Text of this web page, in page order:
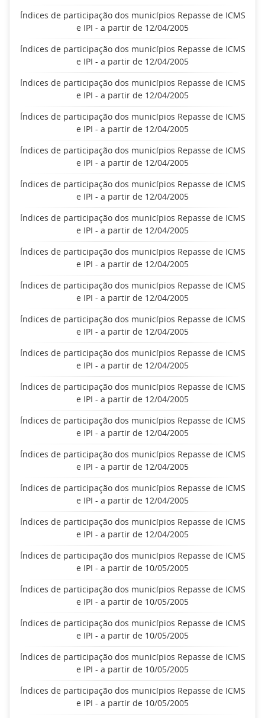
Índices de participação dos municípios Repasse de ICMS
e IPI - a partir de 12/04/2005
Índices de participação dos municípios Repasse de ICMS
e IPI - a partir de 12/04/2005
Índices de participação dos municípios Repasse de ICMS
e IPI - a partir de 12/04/2005
Índices de participação dos municípios Repasse de ICMS
e IPI - a partir de 12/04/2005
Índices de participação dos municípios Repasse de ICMS
e IPI - a partir de 12/04/2005
Índices de participação dos municípios Repasse de ICMS
e IPI - a partir de 12/04/2005
Índices de participação dos municípios Repasse de ICMS
e IPI - a partir de 12/04/2005
Índices de participação dos municípios Repasse de ICMS
e IPI - a partir de 12/04/2005
Índices de participação dos municípios Repasse de ICMS
e IPI - a partir de 12/04/2005
Índices de participação dos municípios Repasse de ICMS
e IPI - a partir de 12/04/2005
Índices de participação dos municípios Repasse de ICMS
e IPI - a partir de 12/04/2005
Índices de participação dos municípios Repasse de ICMS
e IPI - a partir de 12/04/2005
Índices de participação dos municípios Repasse de ICMS
e IPI - a partir de 12/04/2005
Índices de participação dos municípios Repasse de ICMS
e IPI - a partir de 12/04/2005
Índices de participação dos municípios Repasse de ICMS
e IPI - a partir de 12/04/2005
Índices de participação dos municípios Repasse de ICMS
e IPI - a partir de 12/04/2005
Índices de participação dos municípios Repasse de ICMS
e IPI - a partir de 10/05/2005
Índices de participação dos municípios Repasse de ICMS
e IPI - a partir de 10/05/2005
Índices de participação dos municípios Repasse de ICMS
e IPI - a partir de 10/05/2005
Índices de participação dos municípios Repasse de ICMS
e IPI - a partir de 10/05/2005
Índices de participação dos municípios Repasse de ICMS
e IPI - a partir de 10/05/2005